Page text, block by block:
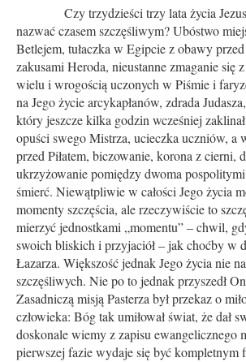
Czy trzydzieści trzy lata życia
nazwać czasem szczęśliwym? Ubóstwo
Betlejem, tułaczka w Egipcie z obawy
zakusami Heroda, nieustanne zmaganie się
wielu i wrogością uczonych w Piśmie i
na Jego życie arcykapłanów, zdrada
który jeszcze kilka godzin wcześniej
opuści swego Mistrza, ucieczka uczniów, a
przed Piłatem, biczowanie, korona z cierni,
ukrzyżowanie pomiędzy dwoma
śmierć. Niewątpliwie w całości Jego życia
momenty szczęścia, ale rzeczywiście to
mierzyć jednostkami „momentu” – chwil,
swoich bliskich i przyjaciół – jak choćby w
Łazarza. Większość jednak Jego życia nie
szczęśliwych. Nie po to jednak przyszedł
Zasadniczą misją Pasterza był przekaz o
człowieka: Bóg tak umiłował świat, że dał
doskonale wiemy z zapisu ewangelicznego
pierwszej fazie wydaje się być kompletnym